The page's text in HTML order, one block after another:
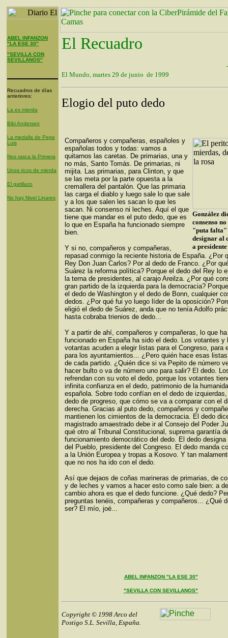
ABEL INFANZON
"LA ESE 30"
"SEVILLA CON
SEVILLANOS"
Recuadros de días
anteriores:
La ex mierda
Bibi Andersen
La medalla de Pepe
Luis
Nos rasca la Primera
Unos ricos de mierda
El gatillazo
No hay Nivel Linares
El Recuadro
El Mundo, martes 29 de junio de 1999
Elogio del puto dedo
González
consenso no
"puta falta"
designar al
a presidente
Compañeros y compañeras, españoles y
españolas todos y todas: vamos a
quitarnos las caretas. De primarias, una y
no más, Santo Tomás. De primarias, ni
mijita. Las primarias, para Clinton, y que
se las meta por la parte opuesta a la
cremallera del pantalón. Que las primaria
las carga el diablo y luego sale lo que sale
y a los que salen les sacan lo que les
sacan. Ni consenso ni leches. Aquí el que
tiene que mandar es el puto dedo, que es
lo que en España ha funcionado siempre
bien.
Y si no, compañeros y compañeras,
repasad conmigo la reciente historia de España. ¿Por
Rey Don Juan Carlos? Por al dedo de Franco. ¿Por
Suárez la reforma política? Porque el dedo del Rey lo
la terna de presidentes, al carajo Areilza. ¿Por qué
gran partido de la izquierda para la democracia?
el dedo de Washington y el dedo de Bonn, cualquier
dedos. ¿Por qué fui yo luego líder de la oposición?
eligió el dedo de Suárez, anda que no tenía Adolfo
hasta cobraba trienios de dedo...
Y a partir de ahí, compañeros y compañeras, lo que ha
funcionado en España ha sido el dedo. Los votantes y
votantas acuden a elegir listas para el Congreso, para
para los ayuntamientos... ¿Pero quién hace esas
de cada partido. ¿Quién dice si va Pepito de número
hacer bulto o va de número uno para salir? El dedo.
refrendan con su voto el dedo, porque los votantes
infinita confianza en el dedo, patrimonio de la
española. Sobre todo confían en el dedo de
dedo de progreso, que cómo se va a comparar con el
derecha. Gracias al puto dedo, compañeros y
mantienen los cimientos de la democracia. El dedo
magistrado amaestrado debe ir al Consejo del Poder
qué otro al Tribunal Constitucional, suprema garantía
funcionamiento democrático del dedo. El dedo designa
del Pueblo, presidente del Congreso. El dedo manda
a la Unión Europea y tropas a Kosovo. Y tan
que no nos ha ido con el dedo.
Así que dejaos de coñas marineras de primarias, de
y de leches y vamos a hacer esto como sale bien: a
cambio ahora es que el dedo funcione. ¿Qué dedo?
preguntas tenéis, compañeras y compañeros... ¿Qué
ser? El mío, joé...
ABEL INFANZON "LA ESE 30"
"SEVILLA CON SEVILLANOS"
Copyright © 1998 Arco del
Postigo S.L. Sevilla, España.